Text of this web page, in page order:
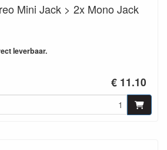
Mini Jack > 2x Mono Jack
leverbaar.
€ 11.10